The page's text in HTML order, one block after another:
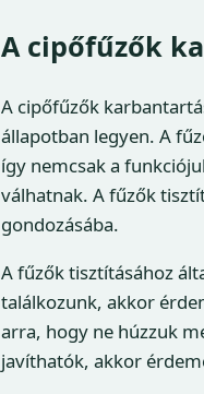
A cipőfűzők
A cipőfűzők
állapotban legyen. A
így nemcsak a
válhatnak. A fűzők
gondozásába.
A fűzők tisztításához
találkozunk, akkor
arra, hogy ne húzzuk
javíthatók, akkor